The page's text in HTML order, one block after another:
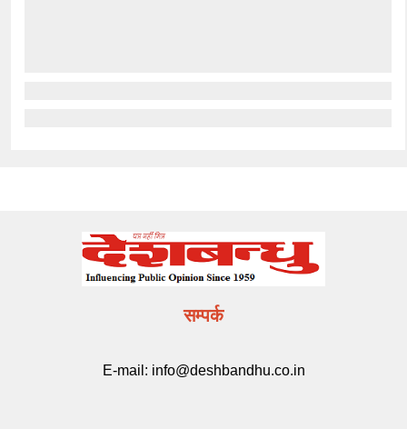
सम्पर्क
E-mail: info@deshbandhu.co.in